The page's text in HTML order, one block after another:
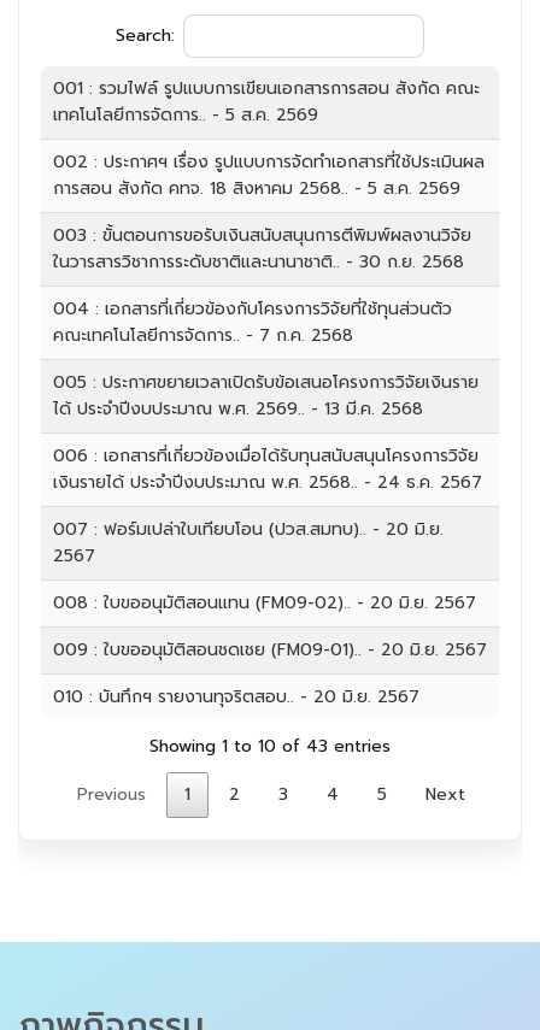
Search:
001 : รวมไฟล์ รูปแบบการเขียนเอกสารการสอน สังกัด คณะ
เทคโนโลยีการจัดการ.. - 5 ส.ค. 2569
002 : ประกาศฯ เรื่อง รูปแบบการจัดทำเอกสารที่ใช้ประเมินผล
การสอน สังกัด คทจ. 18 สิงหาคม 2568.. - 5 ส.ค. 2569
003 : ขั้นตอนการขอรับเงินสนับสนุนการตีพิมพ์ผลงานวิจัย
ในวารสารวิชาการระดับชาติและนานาชาติ.. - 30 ก.ย. 2568
004 : เอกสารที่เกี่ยวข้องกับโครงการวิจัยที่ใช้ทุนส่วนตัว
คณะเทคโนโลยีการจัดการ.. - 7 ก.ค. 2568
005 : ประกาศขยายเวลาเปิดรับข้อเสนอโครงการวิจัยเงินราย
ได้ ประจำปีงบประมาณ พ.ศ. 2569.. - 13 มี.ค. 2568
006 : เอกสารที่เกี่ยวข้องเมื่อได้รับทุนสนับสนุนโครงการวิจัย
เงินรายได้ ประจำปีงบประมาณ พ.ศ. 2568.. - 24 ธ.ค. 2567
007 : ฟอร์มเปล่าใบเทียบโอน (ปวส.สมทบ).. - 20 มิ.ย.
2567
008 : ใบขออนุมัติสอนแทน (FM09-02).. - 20 มิ.ย. 2567
009 : ใบขออนุมัติสอนชดเชย (FM09-01).. - 20 มิ.ย. 2567
010 : บันทึกฯ รายงานทุจริตสอบ.. - 20 มิ.ย. 2567
Showing 1 to 10 of 43 entries
Previous
1 2 3 4 5 Next